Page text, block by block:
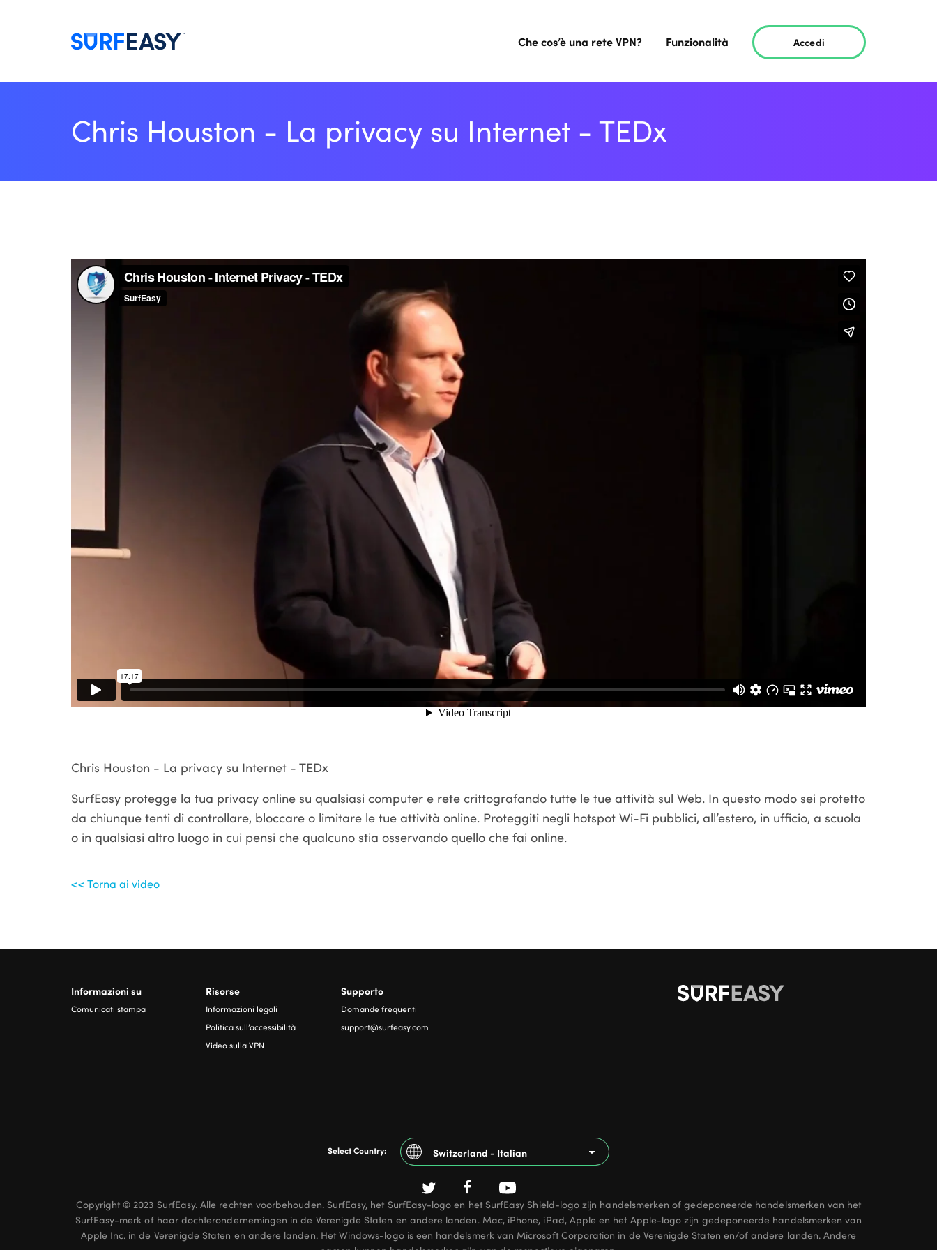
Che cos’è una rete VPN? Funzionalità Accedi
Chris Houston - La privacy su Internet - TEDx
Chris Houston - La privacy su Internet - TEDx
SurfEasy protegge la tua privacy online su qualsiasi computer e rete crittografando tutte le tue attività sul Web. In questo modo sei protetto
da chiunque tenti di controllare, bloccare o limitare le tue attività online. Proteggiti negli hotspot Wi-Fi pubblici, all’estero, in ufficio, a scuola
o in qualsiasi altro luogo in cui pensi che qualcuno stia osservando quello che fai online.
<< Torna ai video
Informazioni su
Comunicati stampa
Risorse
Informazioni legali
Politica sull’accessibilità
Video sulla VPN
Supporto
Domande frequenti
support@surfeasy.com
Select Country:
Switzerland - Italian
Argentina
Australia
Austria
Copyright © 2023 SurfEasy. Alle rechten voorbehouden. SurfEasy, het SurfEasy-logo en het SurfEasy Shield-logo zijn handelsmerken of gedeponeerde handelsmerken van het
SurfEasy-merk of haar dochterondernemingen in de Verenigde Staten en andere landen. Mac, iPhone, iPad, Apple en het Apple-logo zijn gedeponeerde handelsmerken van
Apple Inc. in de Verenigde Staten en andere landen. Het Windows-logo is een handelsmerk van Microsoft Corporation in de Verenigde Staten en/of andere landen. Andere